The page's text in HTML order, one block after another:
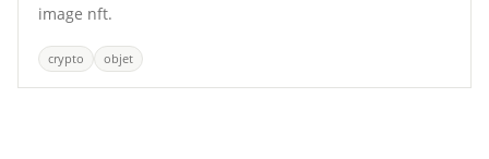
image nft.
crypto objet